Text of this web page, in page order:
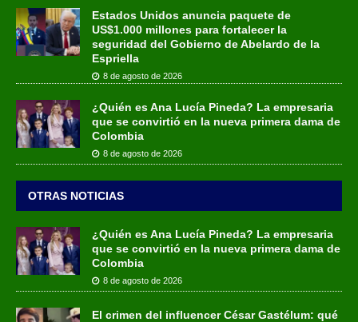
Estados Unidos anuncia paquete de
US$1.000 millones para fortalecer la
seguridad del Gobierno de Abelardo de la
Espriella
8 de agosto de 2026
¿Quién es Ana Lucía Pineda? La empresaria
que se convirtió en la nueva primera dama de
Colombia
8 de agosto de 2026
OTRAS NOTICIAS
¿Quién es Ana Lucía Pineda? La empresaria
que se convirtió en la nueva primera dama de
Colombia
8 de agosto de 2026
El crimen del influencer César Gastélum: qué